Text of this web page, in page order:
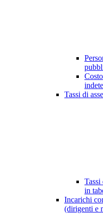
Tassi di
Tassi
in
Incarichi
(dirigenti e